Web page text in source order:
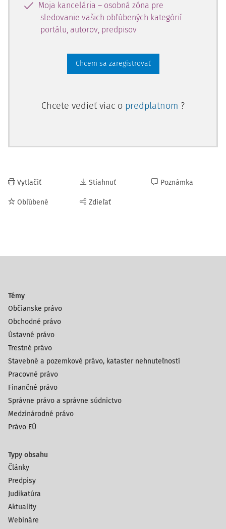
Moja kancelária – osobná zóna pre
sledovanie vašich obľúbených kategórií
portálu, autorov, predpisov
Chcem sa zaregistrovať
Chcete vedieť viac o predplatnom ?
Vytlačiť
Obľúbené
Stiahnuť
Zdieľať
Poznámka
Témy
Občianske právo
Obchodné právo
Ústavné právo
Trestné právo
Stavebné a pozemkové právo, kataster nehnuteľností
Pracovné právo
Finančné právo
Správne právo a správne súdnictvo
Medzinárodné právo
Právo EÚ
Typy obsahu
Články
Predpisy
Judikatúra
Aktuality
Webináre